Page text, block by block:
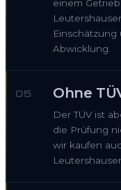
einem
Abwicklung.
05 Ohne
Der TÜV ist
die Prüfung
wir kaufen